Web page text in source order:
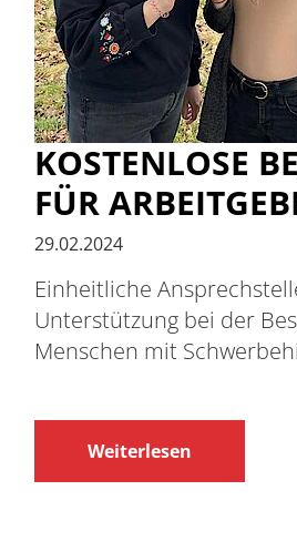
KOSTENLOSE
FÜR
29.02.2024
Einheitliche
Unterstützung bei der
Menschen mit
Weiterlesen